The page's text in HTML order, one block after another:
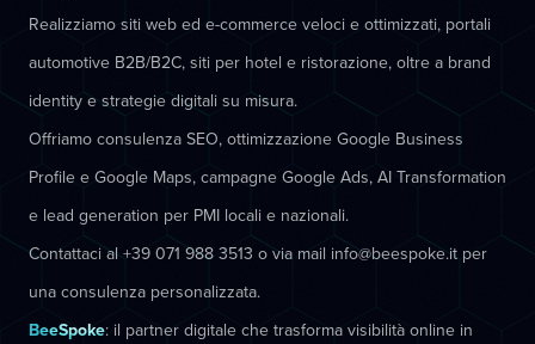
Realizziamo siti web ed e-commerce veloci e ottimizzati, portali
automotive B2B/B2C, siti per hotel e ristorazione, oltre a brand
identity e strategie digitali su misura.
Offriamo consulenza SEO, ottimizzazione Google Business
Profile e Google Maps, campagne Google Ads, AI Transformation
e lead generation per PMI locali e nazionali.
Contattaci al +39 071 988 3513 o via mail info@beespoke.it per
una consulenza personalizzata.
BeeSpoke: il partner digitale che trasforma visibilità online in